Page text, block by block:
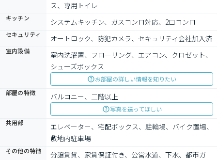
ス、専用トイレ
キッチン システムキッチン、ガスコンロ対応、2口コンロ
セキュリティ オートロック、防犯カメラ、セキュリティ会社加入済
室内設備
室内洗濯置、フローリング、エアコン、クロゼット、
シューズボックス
お部屋の詳しい情報を知りたい
部屋の特徴
バルコニー、二階以上
写真を送ってほしい
共用部
エレベーター、宅配ボックス、駐輪場、バイク置場、
敷地内駐車場
その他の特徴
分譲賃貸、家賃保証付き、公営水道、下水、都市ガ